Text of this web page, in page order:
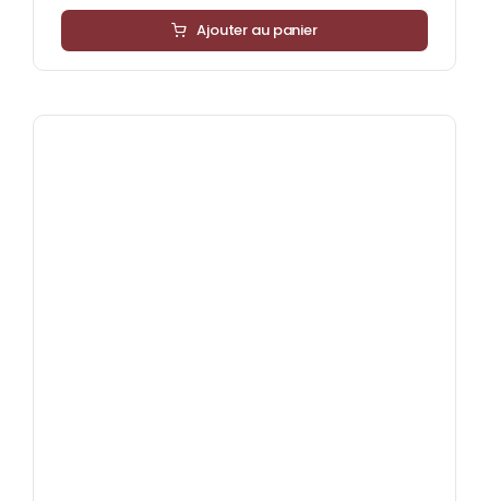
Ajouter au panier